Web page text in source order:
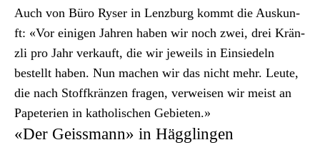
Auch von Büro Ryser in Lenzburg kommt die Auskun­
ft: «Vor eini­gen Jahren haben wir noch zwei, drei Krän­
zli pro Jahr verkauft, die wir jew­eils in Ein­siedeln
bestellt haben. Nun machen wir das nicht mehr. Leute,
die nach Stof­fkränzen fra­gen, ver­weisen wir meist an
Papete­rien in katholis­chen Gebi­eten.»
«Der Geissmann» in Hägglingen